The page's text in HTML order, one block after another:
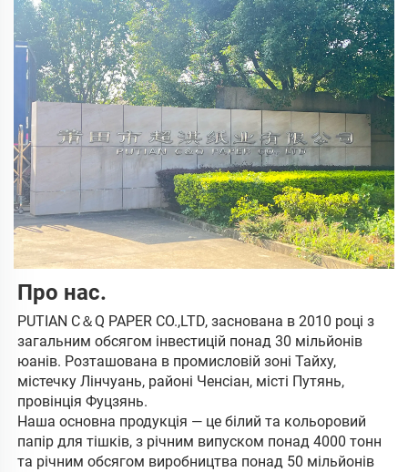
Про нас.
PUTIAN C＆Q PAPER CO.,LTD, заснована в 2010 році з
загальним обсягом інвестицій понад 30 мільйонів
юанів. Розташована в промисловій зоні Тайху,
містечку Лінчуань, районі Ченсіан, місті Путянь,
провінція Фуцзянь.
Наша основна продукція — це білий та кольоровий
папір для тішків, з річним випуском понад 4000 тонн
та річним обсягом виробництва понад 50 мільйонів